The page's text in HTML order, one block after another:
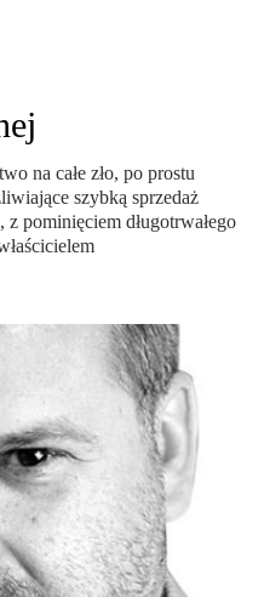
na całe zło, po prostu
szybką sprzedaż
pominięciem długotrwałego